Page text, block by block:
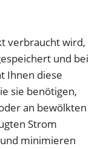
verbraucht wird,
und bei
Ihnen diese
sie benötigen,
an bewölkten
Strom
minimieren